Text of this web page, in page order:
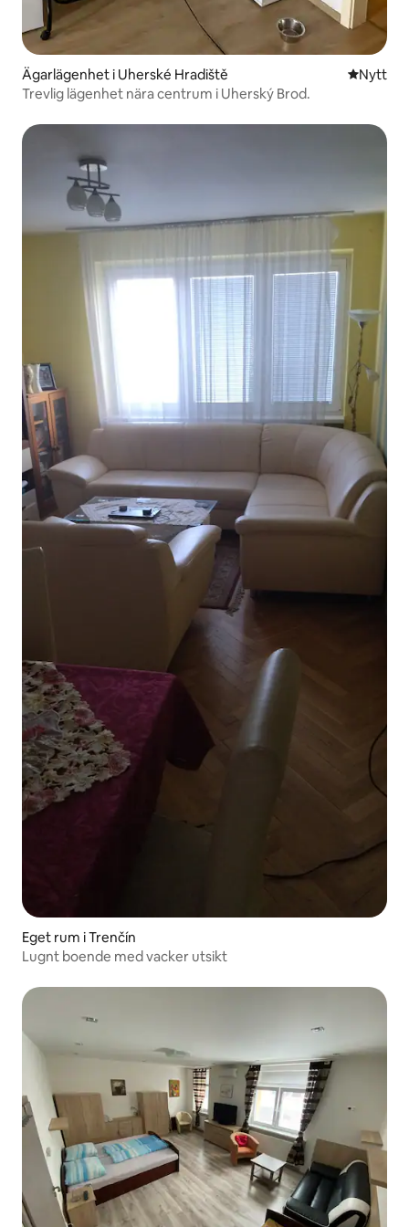
Ägarlägenhet i Uherské Hradiště NyttNytt
Trevlig lägenhet nära centrum i Uherský Brod.
Eget rum i Trenčín
Lugnt boende med vacker utsikt